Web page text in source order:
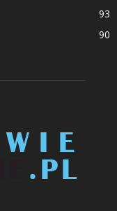
93
90